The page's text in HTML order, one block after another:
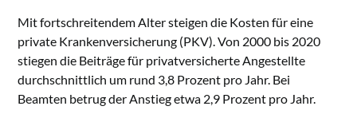
Mit fortschreitendem Alter steigen die Kosten für eine
private Krankenversicherung (PKV). Von 2000 bis 2020
stiegen die Beiträge für privatversicherte Angestellte
durchschnittlich um rund 3,8 Prozent pro Jahr. Bei
Beamten betrug der Anstieg etwa 2,9 Prozent pro Jahr.